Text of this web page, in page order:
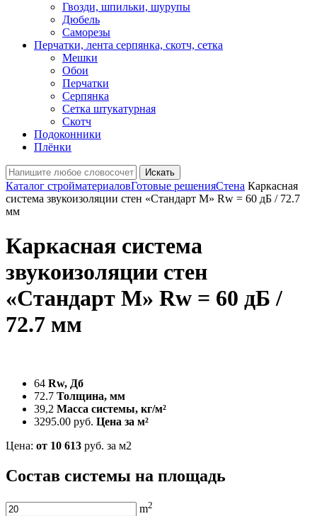
Гвозди, шпильки, шурупы
Дюбель
Саморезы
Перчатки, лента серпянка, скотч, сетка
Мешки
Обои
Перчатки
Серпянка
Сетка штукатурная
Скотч
Подоконники
Плёнки
Искать
Каталог стройматериаловГотовые решенияСтена Каркасная
система звукоизоляции стен «Стандарт М» Rw = 60 дБ / 72.7
мм
Каркасная система
звукоизоляции стен
«Стандарт М» Rw = 60 дБ /
72.7 мм
64 Rw, Дб
72.7 Толщина, мм
39,2 Масса системы, кг/м²
3295.00 руб. Цена за м²
Цена: от 10 613 руб. за м2
Состав системы на площадь
m2